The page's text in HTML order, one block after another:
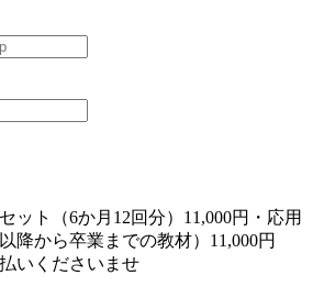
ット（6か月12回分）11,000円・応用
以降から卒業までの教材）11,000円
いくださいませ